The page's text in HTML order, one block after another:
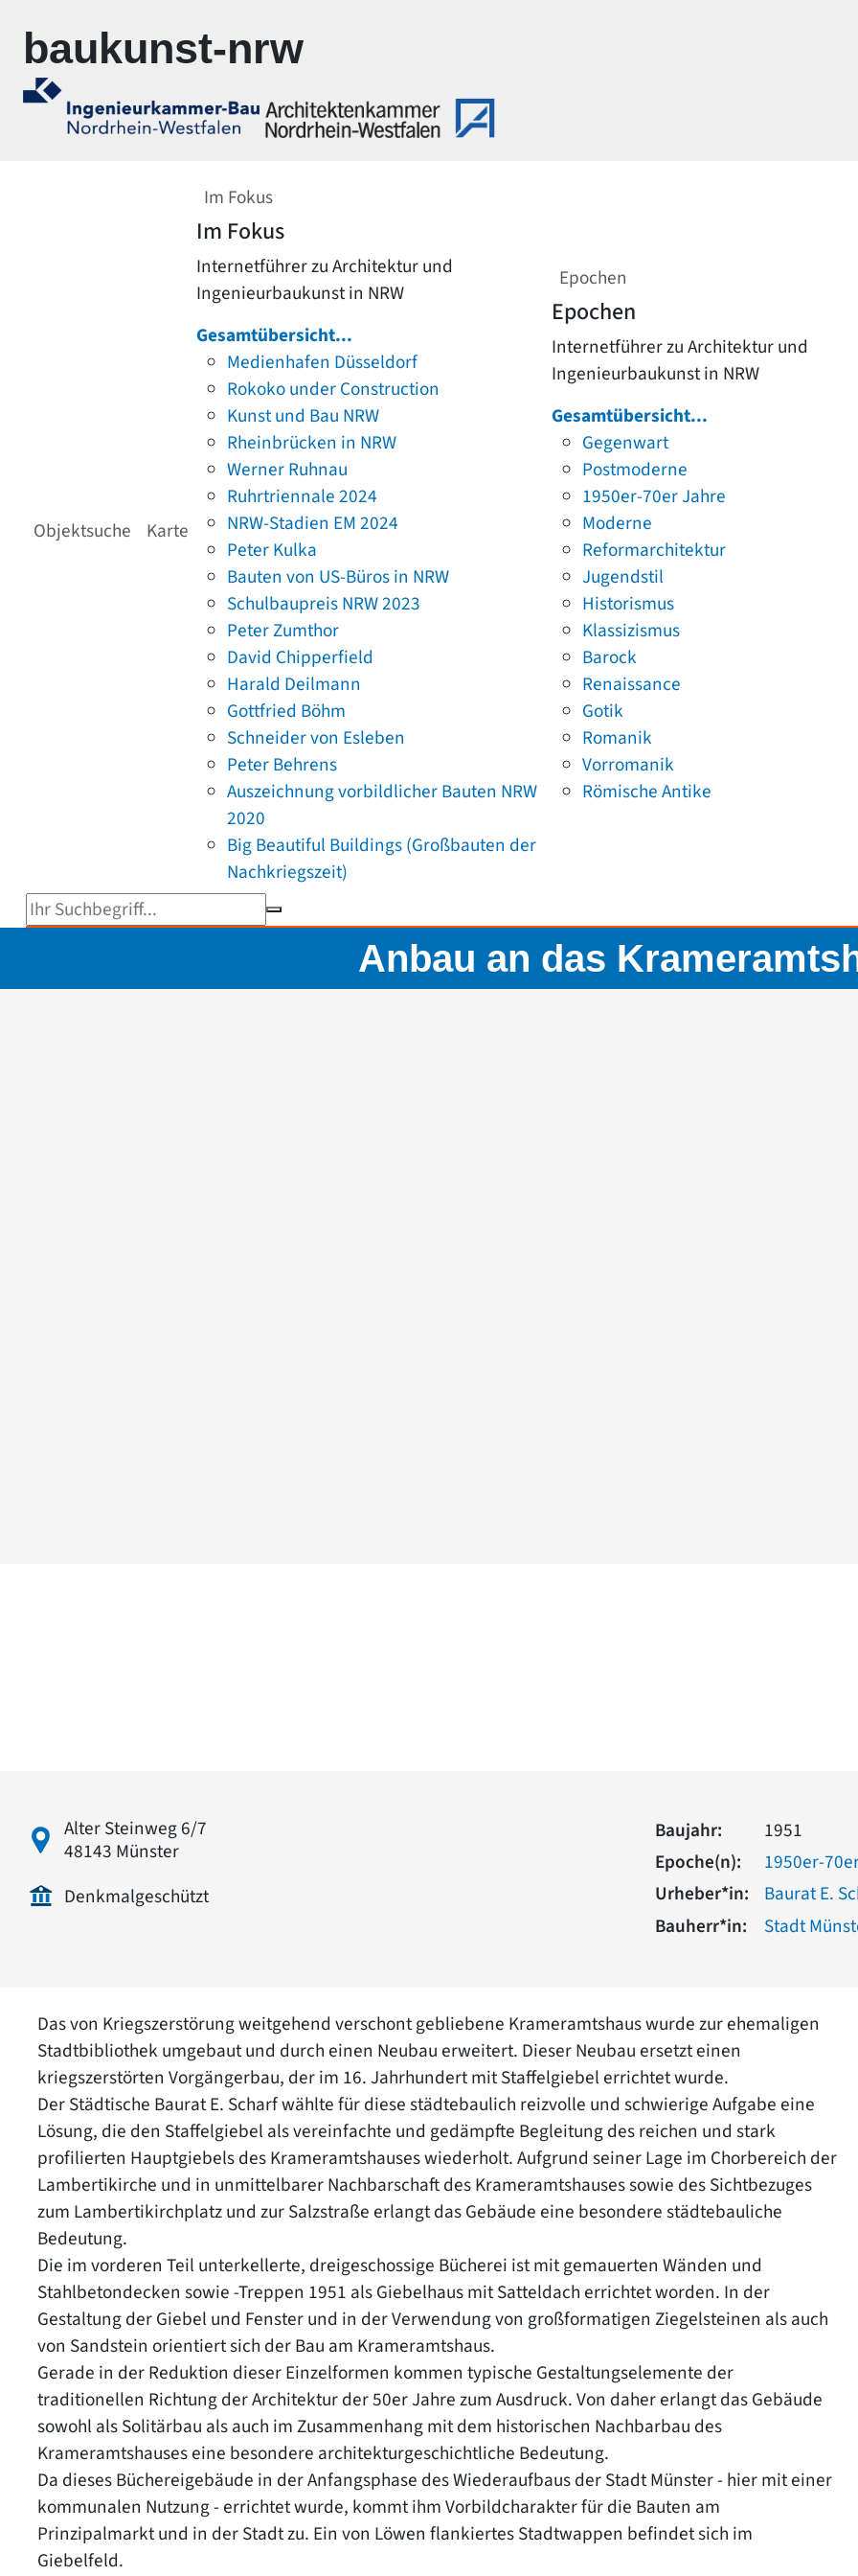
baukunst-nrw
Objektsuche Karte
Im Fokus
Im Fokus
Internetführer zu Architektur und
Ingenieurbaukunst in NRW
Gesamtübersicht...
Medienhafen Düsseldorf
Rokoko under Construction
Kunst und Bau NRW
Rheinbrücken in NRW
Werner Ruhnau
Ruhrtriennale 2024
NRW-Stadien EM 2024
Peter Kulka
Bauten von US-Büros in NRW
Schulbaupreis NRW 2023
Peter Zumthor
David Chipperfield
Harald Deilmann
Gottfried Böhm
Schneider von Esleben
Peter Behrens
Auszeichnung vorbildlicher Bauten NRW
2020
Big Beautiful Buildings (Großbauten der
Nachkriegszeit)
Epochen
Epochen
Internetführer zu Architektur und
Ingenieurbaukunst in NRW
Gesamtübersicht...
Gegenwart
Postmoderne
1950er-70er Jahre
Moderne
Reformarchitektur
Jugendstil
Historismus
Klassizismus
Barock
Renaissance
Gotik
Romanik
Vorromanik
Römische Antike
Suchbegriff eingeben
Anbau an das
Alter Steinweg 6/7
48143 Münster
Denkmalgeschützt
Baujahr:
1951
Epoche(n):
1950er-
Urheber*in:
Baurat E.
Bauherr*in:
Stadt
Das von Kriegszerstörung weitgehend verschont gebliebene Krameramtshaus wurde zur ehemaligen
Stadtbibliothek umgebaut und durch einen Neubau erweitert. Dieser Neubau ersetzt einen
kriegszerstörten Vorgängerbau, der im 16. Jahrhundert mit Staffelgiebel errichtet wurde.
Der Städtische Baurat E. Scharf wählte für diese städtebaulich reizvolle und schwierige Aufgabe eine
Lösung, die den Staffelgiebel als vereinfachte und gedämpfte Begleitung des reichen und stark
profilierten Hauptgiebels des Krameramtshauses wiederholt. Aufgrund seiner Lage im Chorbereich der
Lambertikirche und in unmittelbarer Nachbarschaft des Krameramtshauses sowie des Sichtbezuges
zum Lambertikirchplatz und zur Salzstraße erlangt das Gebäude eine besondere städtebauliche
Bedeutung.
Die im vorderen Teil unterkellerte, dreigeschossige Bücherei ist mit gemauerten Wänden und
Stahlbetondecken sowie -Treppen 1951 als Giebelhaus mit Satteldach errichtet worden. In der
Gestaltung der Giebel und Fenster und in der Verwendung von großformatigen Ziegelsteinen als auch
von Sandstein orientiert sich der Bau am Krameramtshaus.
Gerade in der Reduktion dieser Einzelformen kommen typische Gestaltungselemente der
traditionellen Richtung der Architektur der 50er Jahre zum Ausdruck. Von daher erlangt das Gebäude
sowohl als Solitärbau als auch im Zusammenhang mit dem historischen Nachbarbau des
Krameramtshauses eine besondere architekturgeschichtliche Bedeutung.
Da dieses Büchereigebäude in der Anfangsphase des Wiederaufbaus der Stadt Münster - hier mit einer
kommunalen Nutzung - errichtet wurde, kommt ihm Vorbildcharakter für die Bauten am
Prinzipalmarkt und in der Stadt zu. Ein von Löwen flankiertes Stadtwappen befindet sich im
Giebelfeld.